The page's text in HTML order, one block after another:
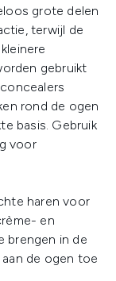
grote delen
terwijl de
gebruikt
rond de ogen
basis. Gebruik
voor
haren voor
en
brengen in de
de ogen toe